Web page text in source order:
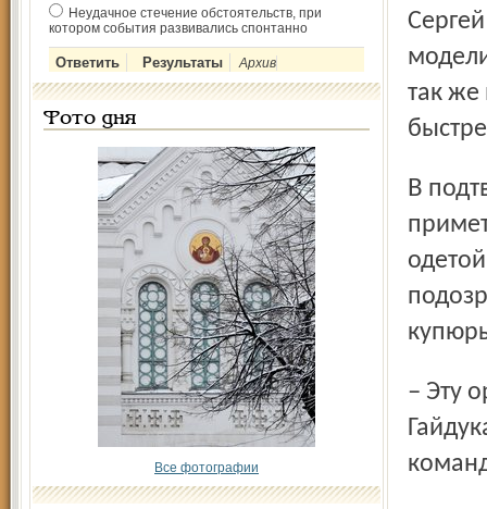
Неудачное стечение обстоятельств, при
котором события развивались спонтанно
Архив
Фото дня
Все фотографии
так же
В подтверждение его слов радиостанция сообщает
– Эту ориентировку с утра гоняют, – замечает напарник